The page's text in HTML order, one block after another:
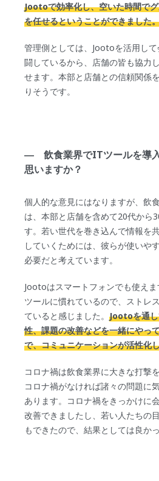
Jootoで効率化し、空いた時間で
を任せるということができました
管理側としては、Jootoを活用し
闘しているから、店舗の皆も協力
せます。本部と店舗との信頼関係
りそうです。
― 飲食業界でITツールを導
思いますか？
個人的な意見にはなりますが、飲
は、本部と店舗を含めて20代から
す。若い世代を巻き込んで情報を
していくためには、彼らが使いや
必要だと考えています。
Jootoはスマートフォンでも使え
ツールに慣れているので、ストレ
ていると感じました。Jootoを通
性、課題の改善などを一緒にやっ
で、コミュニケーションが活性化
コロナ禍は飲食業界に大きな打撃
コロナ禍がなければ諸々の問題に
あります。コロナ禍をきっかけに
改善できましたし、若い人たちの
もできたので、結果としては良か